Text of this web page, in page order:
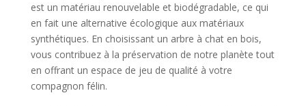
est un matériau renouvelable et biodégradable, ce qui
en fait une alternative écologique aux matériaux
synthétiques. En choisissant un arbre à chat en bois,
vous contribuez à la préservation de notre planète tout
en offrant un espace de jeu de qualité à votre
compagnon félin.